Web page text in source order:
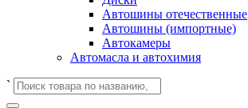
Автошины отечественные
Автошины (импортные)
Автокамеры
Автомасла и автохимия
`